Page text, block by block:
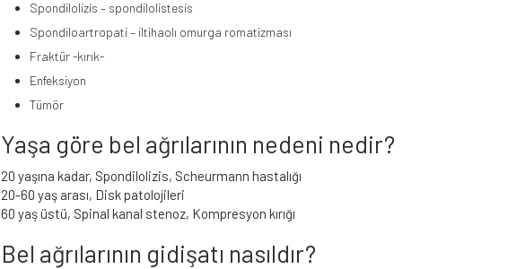
Spondilolizis – spondilolistesis
Spondiloartropati – iltihaolı omurga romatizması
Fraktür -kırık-
Enfeksiyon
Tümör
Yaşa göre bel ağrılarının nedeni nedir?
20 yaşına kadar, Spondilolizis, Scheurmann hastalığı
20-60 yaş arası, Disk patolojileri
60 yaş üstü, Spinal kanal stenoz, Kompresyon kırığı
Bel ağrılarının gidişatı nasıldır?